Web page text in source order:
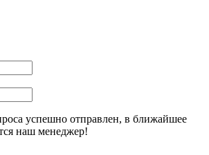
успешно отправлен, в ближайшее
наш менеджер!